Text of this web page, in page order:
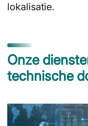
lokalisatie.
Onze
technische